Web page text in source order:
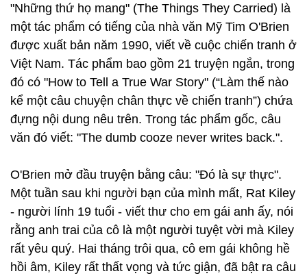
"Những thứ họ mang" (The Things They Carried) là
một tác phẩm có tiếng của nhà văn Mỹ Tim O'Brien
được xuất bản năm 1990, viết về cuộc chiến tranh ở
Việt Nam. Tác phẩm bao gồm 21 truyện ngắn, trong
đó có "How to Tell a True War Story" (“Làm thế nào
kể một câu chuyện chân thực về chiến tranh”) chứa
đựng nội dung nêu trên. Trong tác phẩm gốc, câu
văn đó viết: "The dumb cooze never writes back.".
O'Brien mở đầu truyện bằng câu: "Đó là sự thực".
Một tuần sau khi người bạn của mình mất, Rat Kiley
- người lính 19 tuổi - viết thư cho em gái anh ấy, nói
rằng anh trai của cô là một người tuyệt vời mà Kiley
rất yêu quý. Hai tháng trôi qua, cô em gái không hề
hồi âm, Kiley rất thất vọng và tức giận, đã bật ra câu